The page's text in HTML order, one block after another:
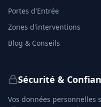
Portes d'Entrée
Zones d'interventions
Blog & Conseils
Sécurité &
Vos données personnelles